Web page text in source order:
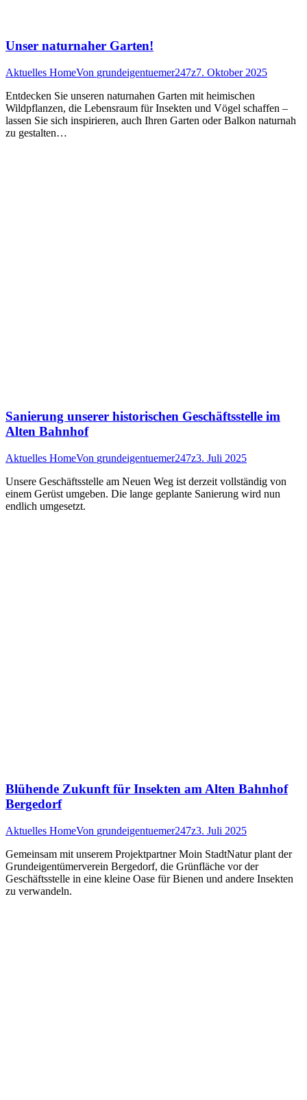
Unser naturnaher Garten!
Aktuelles HomeVon grundeigentuemer247z7. Oktober 2025
Entdecken Sie unseren naturnahen Garten mit heimischen
Wildpflanzen, die Lebensraum für Insekten und Vögel schaffen –
lassen Sie sich inspirieren, auch Ihren Garten oder Balkon naturnah
zu gestalten…
Sanierung unserer historischen Geschäftsstelle im
Alten Bahnhof
Aktuelles HomeVon grundeigentuemer247z3. Juli 2025
Unsere Geschäftsstelle am Neuen Weg ist derzeit vollständig von
einem Gerüst umgeben. Die lange geplante Sanierung wird nun
endlich umgesetzt.
Blühende Zukunft für Insekten am Alten Bahnhof
Bergedorf
Aktuelles HomeVon grundeigentuemer247z3. Juli 2025
Gemeinsam mit unserem Projektpartner Moin StadtNatur plant der
Grundeigentümerverein Bergedorf, die Grünfläche vor der
Geschäftsstelle in eine kleine Oase für Bienen und andere Insekten
zu verwandeln.